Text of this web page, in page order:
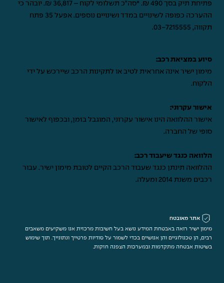
פתיחת תיק בסך 490 ₪. *סה"כ תשלומי לקוח – 36,817 ₪. יובהר כי
ההערכה כפופה לשינויים במדד ושינויים נוספים. אפעל 35 פתח
תקווה, 03-7215555
.
סיוע במציאת רכב:
מימון ישיר אינה אחראית לטיב או לתקינות הרכב שיירכש על ידי
הלקוח.
אישור עקרוני:
אישור ההלוואה הינו אישור עקרוני, המוגבל בזמן, ובכפוף לאישור
סופי של החברה.
הלוואה כנגד שיעבוד רכב:
ההלוואה תינתן כנגד שעבוד הרכב הקיים לטובת מימון ישיר. עבור
רכבים משנת 2014 ומעלה.
אתר מאובטח
מימון ישיר רואה באבטחת המידע נושא בעל חשיבות מרכזית אנו משקיעים משאבים
רבים, הן טכנולוגיים והן אנושיים בכדי לשמור על סודיות פרטייך ונתונייך. תוך שימוש
בשיטות אבטחה מתקדמות ובמערכות הצפנה חזקות.